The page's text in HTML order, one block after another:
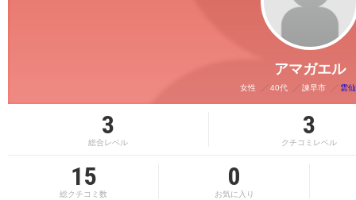
アマガエル
女性 40代 諫早市 雲
3
総合レベル
3
クチコミレベル
15
総クチコミ数
0
お気に入り